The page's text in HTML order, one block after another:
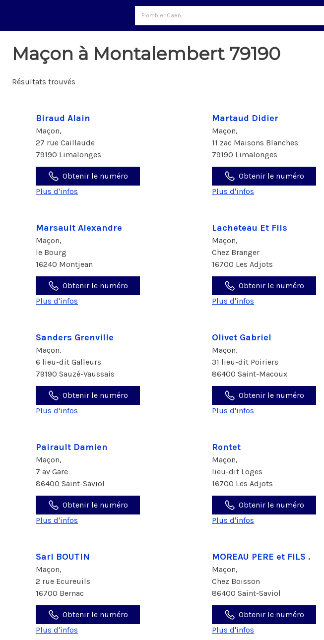
Maçon à Montalembert 79190
Résultats trouvés
Biraud Alain
Maçon,
27 rue Caillaude
79190 Limalonges
Obtenir le numéro
Plus d'infos
Martaud Didier
Maçon,
11 zac Maisons Blanches
79190 Limalonges
Obtenir le numéro
Plus d'infos
Marsault Alexandre
Maçon,
le Bourg
16240 Montjean
Obtenir le numéro
Plus d'infos
Lacheteau Et Fils
Maçon,
Chez Branger
16700 Les Adjots
Obtenir le numéro
Plus d'infos
Sanders Grenville
Maçon,
6 lieu-dit Galleurs
79190 Sauzé-Vaussais
Obtenir le numéro
Plus d'infos
Olivet Gabriel
Maçon,
31 lieu-dit Poiriers
86400 Saint-Macoux
Obtenir le numéro
Plus d'infos
Pairault Damien
Maçon,
7 av Gare
86400 Saint-Saviol
Obtenir le numéro
Plus d'infos
Rontet
Maçon,
lieu-dit Loges
16700 Les Adjots
Obtenir le numéro
Plus d'infos
Sarl BOUTIN
Maçon,
2 rue Ecureuils
16700 Bernac
Obtenir le numéro
Plus d'infos
MOREAU PERE et FILS .
Maçon,
Chez Boisson
86400 Saint-Saviol
Obtenir le numéro
Plus d'infos